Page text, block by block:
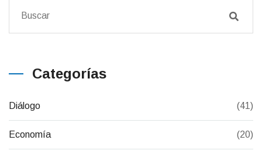
Categorías
Diálogo (41)
Economía (20)